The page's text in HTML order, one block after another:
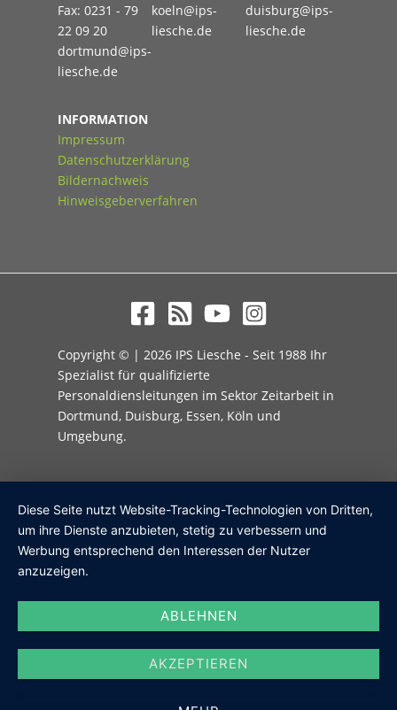
Fax: 0231 - 79
22 09 20
dortmund@ips-
liesche.de
koeln@ips-
liesche.de
duisburg@ips-
liesche.de
INFORMATION
Impressum
Datenschutzerklärung
Bildernachweis
Hinweisgeberverfahren
Copyright © | 2026 IPS Liesche - Seit 1988 Ihr
Spezialist für qualifizierte
Personaldiensleitungen im Sektor Zeitarbeit in
Dortmund, Duisburg, Essen, Köln und
Umgebung.
Diese Seite nutzt Website-Tracking-Technologien von Dritten,
um ihre Dienste anzubieten, stetig zu verbessern und
Werbung entsprechend den Interessen der Nutzer
anzuzeigen.
ABLEHNEN
AKZEPTIEREN